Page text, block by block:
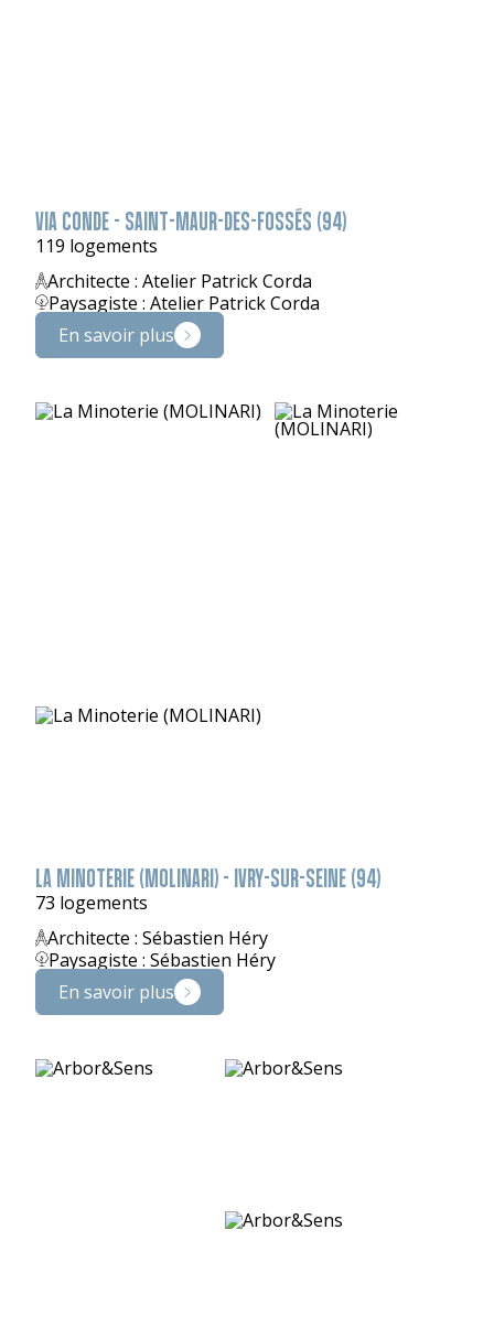
VIA CONDE - SAINT-MAUR-DES-FOSSÉS (94)
119 logements
Architecte : Atelier Patrick Corda
Paysagiste : Atelier Patrick Corda
En savoir plus
LA MINOTERIE (MOLINARI) - IVRY-SUR-SEINE (94)
73 logements
Architecte : Sébastien Héry
Paysagiste : Sébastien Héry
En savoir plus